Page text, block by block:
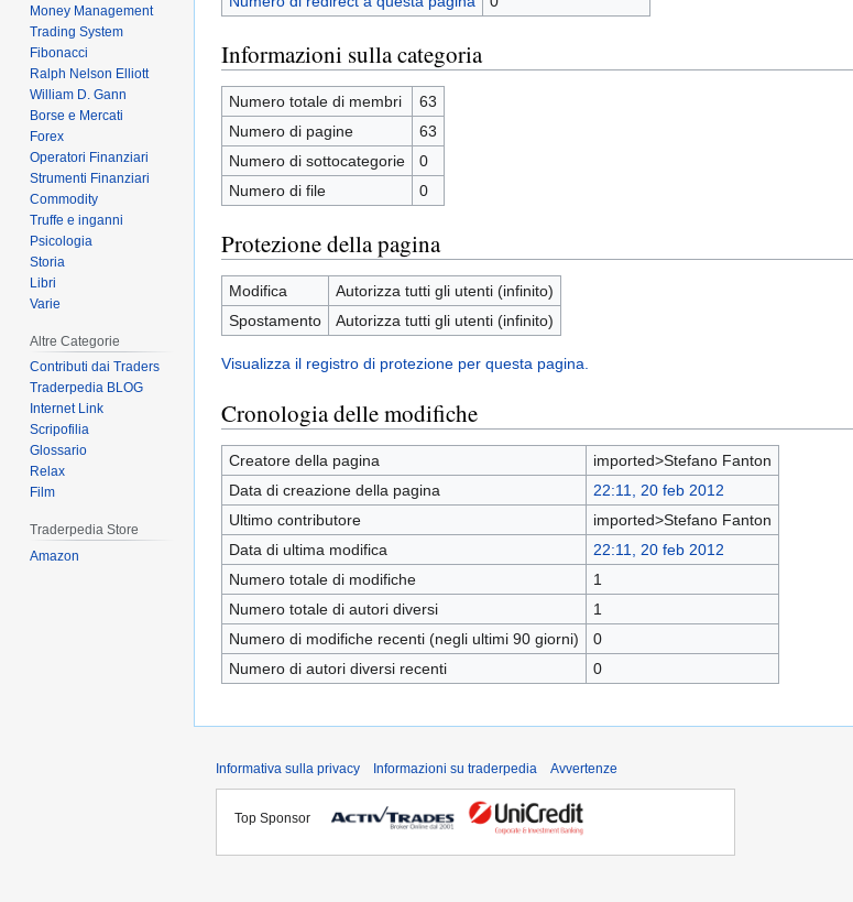
Informazioni sulla categoria
Numero totale di membri
63
Numero di pagine
63
Numero di sottocategorie
0
Numero di file
0
Protezione della pagina
Modifica
Autorizza tutti gli utenti (infinito)
Spostamento
Autorizza tutti gli utenti (infinito)
Visualizza il registro di protezione per questa pagina.
Cronologia delle modifiche
Creatore della pagina
imported>Stefano Fanton
Data di creazione della pagina
22:11, 20 feb 2012
Ultimo contributore
imported>Stefano Fanton
Data di ultima modifica
22:11, 20 feb 2012
Numero totale di modifiche
1
Numero totale di autori diversi
1
Numero di modifiche recenti (negli ultimi 90 giorni)
0
Numero di autori diversi recenti
0
Money Management
Trading System
Fibonacci
Ralph Nelson Elliott
William D. Gann
Borse e Mercati
Forex
Operatori Finanziari
Strumenti Finanziari
Commodity
Truffe e inganni
Psicologia
Storia
Libri
Varie
Altre Categorie
Contributi dai Traders
Traderpedia BLOG
Internet Link
Scripofilia
Glossario
Relax
Film
Traderpedia Store
Amazon
Informativa sulla privacy Informazioni su traderpedia Avvertenze
Top Sponsor